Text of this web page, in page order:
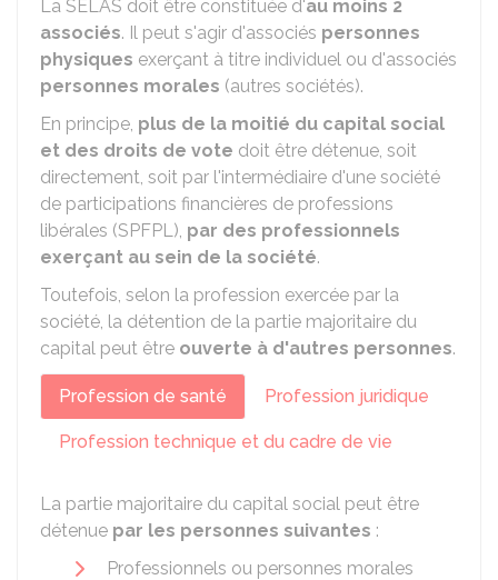
La SELAS doit être constituée d'au moins 2
associés. Il peut s'agir d'associés personnes
physiques exerçant à titre individuel ou d'associés
personnes morales (autres sociétés).
En principe, plus de la moitié du capital social
et des droits de vote doit être détenue, soit
directement, soit par l'intermédiaire d'une société
de participations financières de professions
libérales (SPFPL), par des professionnels
exerçant au sein de la société.
Toutefois, selon la profession exercée par la
société, la détention de la partie majoritaire du
capital peut être ouverte à d'autres personnes.
Profession de santé Profession juridique
Profession technique et du cadre de vie
La partie majoritaire du capital social peut être
détenue par les personnes suivantes :
Professionnels ou personnes morales